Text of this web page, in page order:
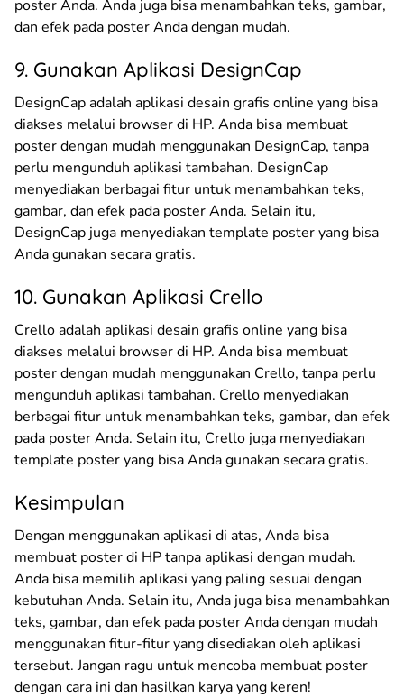
poster Anda. Anda juga bisa menambahkan teks, gambar,
dan efek pada poster Anda dengan mudah.
9. Gunakan Aplikasi DesignCap
DesignCap adalah aplikasi desain grafis online yang bisa
diakses melalui browser di HP. Anda bisa membuat
poster dengan mudah menggunakan DesignCap, tanpa
perlu mengunduh aplikasi tambahan. DesignCap
menyediakan berbagai fitur untuk menambahkan teks,
gambar, dan efek pada poster Anda. Selain itu,
DesignCap juga menyediakan template poster yang bisa
Anda gunakan secara gratis.
10. Gunakan Aplikasi Crello
Crello adalah aplikasi desain grafis online yang bisa
diakses melalui browser di HP. Anda bisa membuat
poster dengan mudah menggunakan Crello, tanpa perlu
mengunduh aplikasi tambahan. Crello menyediakan
berbagai fitur untuk menambahkan teks, gambar, dan efek
pada poster Anda. Selain itu, Crello juga menyediakan
template poster yang bisa Anda gunakan secara gratis.
Kesimpulan
Dengan menggunakan aplikasi di atas, Anda bisa
membuat poster di HP tanpa aplikasi dengan mudah.
Anda bisa memilih aplikasi yang paling sesuai dengan
kebutuhan Anda. Selain itu, Anda juga bisa menambahkan
teks, gambar, dan efek pada poster Anda dengan mudah
menggunakan fitur-fitur yang disediakan oleh aplikasi
tersebut. Jangan ragu untuk mencoba membuat poster
dengan cara ini dan hasilkan karya yang keren!